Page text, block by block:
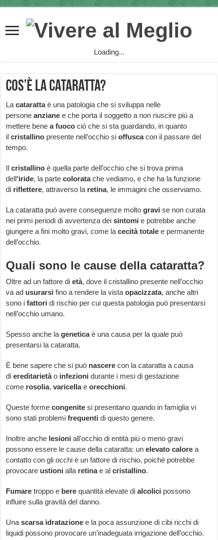
Loading...
Cos’è la cataratta?
Lacatarattaè una patologia che si sviluppa nelle
personeanziane e che porta il soggetto a non riuscire più a
mettere benea fuoco ciò che si sta guardando, in quanto
ilcristallino presente nell’occhio sioffuscacon il passare del
tempo.
Ilcristallino è quella parte dell’occhio che si trova prima
dell‘iride, la partecoloratache vediamo, e che ha la funzione
di riflettere, attraverso la retina, le immagini che osserviamo.
La cataratta può avere conseguenze moltogravi se non curata
nei primi periodi di avvertenza deisintomi e potrebbe anche
giungere a fini molto gravi, come lacecità totale e permanente
dell’occhio.
Quali sono le cause della cataratta?
Oltre ad un fattore dietà, dove il cristallino presente nell’occhio
va ad usurarsi fino a rendere la vistaopacizzata, anche altri
sono ifattori di rischio per cui questa patologia può presentarsi
nell’occhio umano.
Spesso anche lageneticaè una causa per la quale può
presentarsi la cataratta.
È bene sapere che si può nascere con la cataratta a causa
diereditarietào infezioni durante i mesi di gestazione
come rosolia,varicellaeorecchioni.
Queste formecongenite si presentano quando in famiglia vi
sono stati problemifrequenti di questo genere.
Inoltre anche lesioni all’occhio di entità più o meno gravi
possono essere le cause della cataratta: unelevato calore a
contatto con gli occhi è un fattore di rischio, poichè potrebbe
provocare ustioni alla retinae alcristallino.
Fumare troppo e bere quantità elevate dialcolici possono
influire sulla gravità del danno.
Unascarsa idratazione e la poca assunzione di cibi ricchi di
liquidi possono provocare un’inadeguata irrigazione dell’occhio.